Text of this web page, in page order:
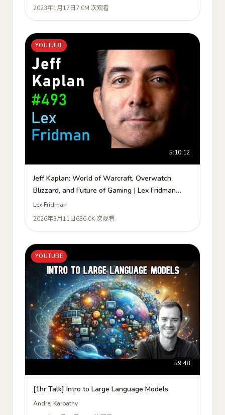
2023年1月17日 7.0M 次观看
YOUTUBE
5:10:12
Jeff Kaplan: World of Warcraft, Overwatch,
Blizzard, and Future of Gaming | Lex Fridman
Podcast #493
Lex Fridman
2026年3月11日 636.0K 次观看
YOUTUBE
59:48
[1hr Talk] Intro to Large Language Models
Andrej Karpathy